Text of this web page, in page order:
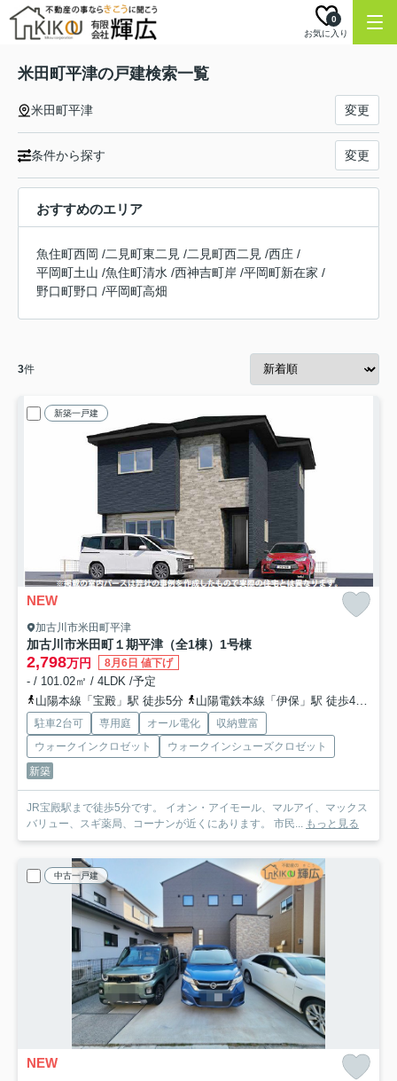
お気に入り
0
米田町平津の戸建検索一覧
米田町平津 変更
条件から探す 変更
おすすめのエリア
魚住町西岡 /二見町東二見 /二見町西二見 /西庄 /
平岡町土山 /魚住町清水 /西神吉町岸 /平岡町新在家 /
野口町野口 /平岡町高畑
3件
新築一戸建
NEW
加古川市米田町平津
加古川市米田町１期平津（全1棟）1号棟
2,798万円 8月6日 値下げ
- / 101.02㎡ / 4LDK /予定
山陽本線「宝殿」駅 徒歩5分
山陽電鉄本線「伊保」駅 徒歩46分
駐車2台可 専用庭 オール電化
収納豊富
ウォークインクロゼット
ウォークインシューズクロゼット
新築
JR宝殿駅まで徒歩5分です。 イオン・アイモール、マルアイ、マックス
バリュー、スギ薬局、コーナンが近くにあります。 市民... もっと見る
中古一戸建
NEW